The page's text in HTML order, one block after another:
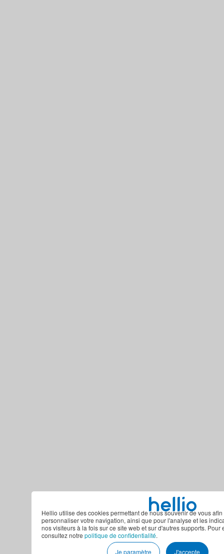
Hellio utilise des cookies permettant de nous souvenir de vous
personnaliser votre navigation, ainsi que pour l'analyse et les
nos visiteurs à la fois sur ce site web et sur d'autres supports. Pour
consultez notre politique de confidentialité.
Je paramètre
J'accepte